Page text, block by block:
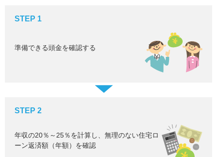
STEP 1
準備できる頭金を確認する
STEP 2
年収の20％～25％を計算し、無理のない住宅ロ
ーン返済額（年額）を確認